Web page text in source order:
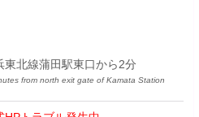
東北線蒲田駅東口から2分
from north exit gate of Kamata Station